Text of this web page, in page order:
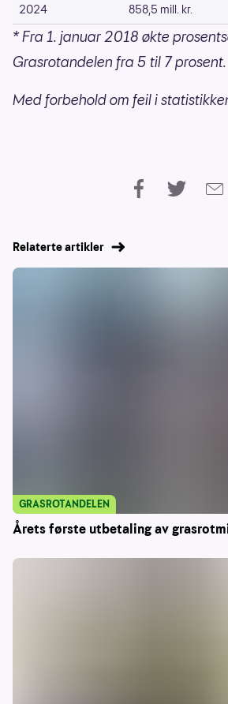
2024
858,5 mill. kr.
* Fra 1. januar 2018 økte
Grasrotandelen fra 5 til 7 prosent.
Med forbehold om feil i
Relaterte artikler
Årets første utbetaling av
GRASROTANDELEN